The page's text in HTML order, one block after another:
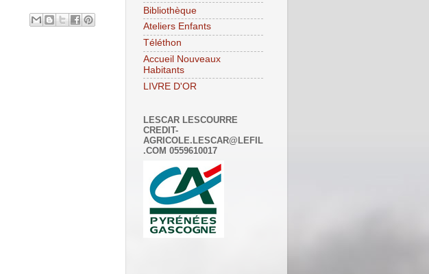
Bibliothèque
Ateliers Enfants
Téléthon
Accueil Nouveaux
Habitants
LIVRE D'OR
LESCAR LESCOURRE
CREDIT-
AGRICOLE.LESCAR@LEFIL
.COM 0559610017